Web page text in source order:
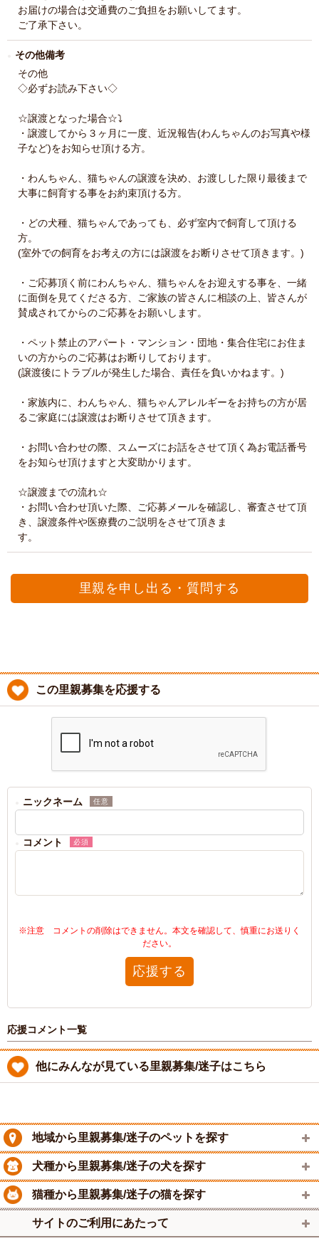
お届けの場合は交通費のご負担をお願いしてます。
ご了承下さい。
その他備考
その他
◇必ずお読み下さい◇
☆譲渡となった場合☆⤵️
・譲渡してから３ヶ月に一度、近況報告(わんちゃんのお写真や様
子など)をお知らせ頂ける方。
・わんちゃん、猫ちゃんの譲渡を決め、お渡しした限り最後まで
大事に飼育する事をお約束頂ける方。
・どの犬種、猫ちゃんであっても、必ず室内で飼育して頂ける
方。
(室外での飼育をお考えの方には譲渡をお断りさせて頂きます。)
・ご応募頂く前にわんちゃん、猫ちゃんをお迎えする事を、一緒
に面倒を見てくださる方、ご家族の皆さんに相談の上、皆さんが
賛成されてからのご応募をお願いします。
・ペット禁止のアパート・マンション・団地・集合住宅にお住ま
いの方からのご応募はお断りしております。
(譲渡後にトラブルが発生した場合、責任を負いかねます。)
・家族内に、わんちゃん、猫ちゃんアレルギーをお持ちの方が居
るご家庭には譲渡はお断りさせて頂きます。
・お問い合わせの際、スムーズにお話をさせて頂く為お電話番号
をお知らせ頂けますと大変助かります。
☆譲渡までの流れ☆
・お問い合わせ頂いた際、ご応募メールを確認し、審査させて頂
き、譲渡条件や医療費のご説明をさせて頂きま
す。
里親を申し出る・質問する
この里親募集を応援する
ニックネーム 任意
コメント 必須
※注意 コメントの削除はできません。本文を確認して、慎重にお送りく
ださい。
応援する
応援コメント一覧
他にみんなが見ている里親募集/迷子はこちら
地域から里親募集/迷子のペットを探す
犬種から里親募集/迷子の犬を探す
猫種から里親募集/迷子の猫を探す
サイトのご利用にあたって